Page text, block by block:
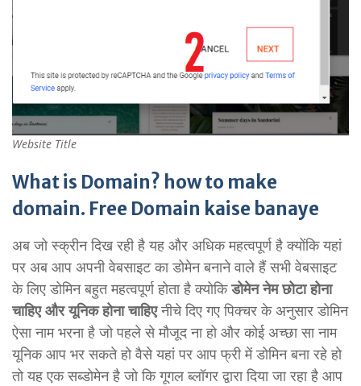
Website Title
What is Domain? how to make
domain. Free Domain kaise banaye
अब जो स्क्रीन दिख रही है यह और अधिक महत्वपूर्ण है क्योंकि यहां
पर अब आप अपनी वेबसाइट का डोमेन बनाने वाले हैं सभी वेबसाइट
के लिए डोमिन बहुत महत्वपूर्ण होता है क्योकिडोमेन नेम छोटा होना
चाहिए और यूनिक होना चाहिएनीचे दिए गए पिक्चर के अनुसार डोमिन
ऐसा नाम भरना है जो पहले से मौजूद ना हो और कोई अच्छा सा नाम
यूनिक आप भर सकते हो वैसे यहां पर आप फ्री में डोमिन बना रहे हो
तो यह एक सब्डोमेन है जो कि गूगल ब्लॉगर द्वारा दिया जा रहा है आप